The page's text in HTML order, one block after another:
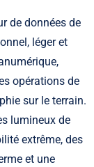
de données de
léger et
opérations de
sur le terrain.
lumineux de
extrême, des
et une